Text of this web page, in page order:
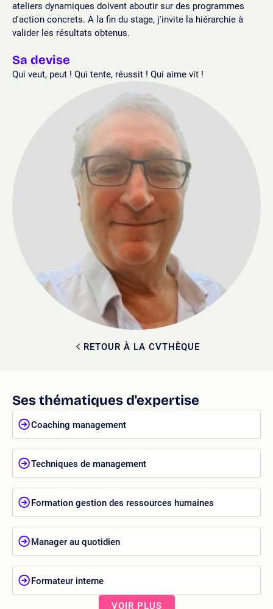
RETOUR À LA CVTHÈQUE
ateliers dynamiques doivent aboutir sur des programmes
d'action concrets. A la fin du stage, j'invite la hiérarchie à
valider les résultats obtenus.
Sa devise
Qui veut, peut ! Qui tente, réussit ! Qui aime vit !
Ses thématiques d'expertise
Coaching management
Techniques de management
Formation gestion des ressources humaines
Manager au quotidien
Formateur interne
VOIR PLUS